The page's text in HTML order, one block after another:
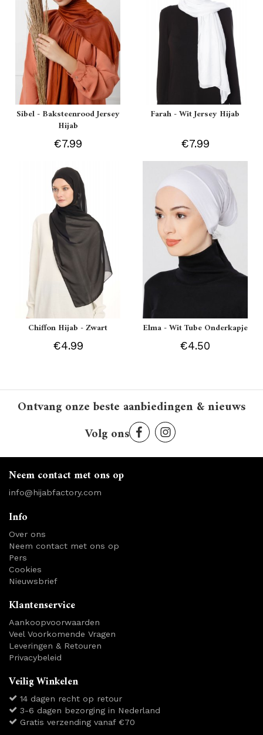
Sibel - Baksteenrood Jersey
Hijab
€7.99
Farah - Wit Jersey Hijab
€7.99
Chiffon Hijab - Zwart
€4.99
Elma - Wit Tube Onderkapje
€4.50
Ontvang onze beste aanbiedingen & nieuws
Volg ons
Neem contact met ons op
info@hijabfactory.com
Info
Over ons
Neem contact met ons op
Pers
Cookies
Nieuwsbrief
Klantenservice
Aankoopvoorwaarden
Veel Voorkomende Vragen
Leveringen & Retouren
Privacybeleid
Veilig Winkelen
14 dagen recht op retour
3-6 dagen bezorging in Nederland
Gratis verzending vanaf €70